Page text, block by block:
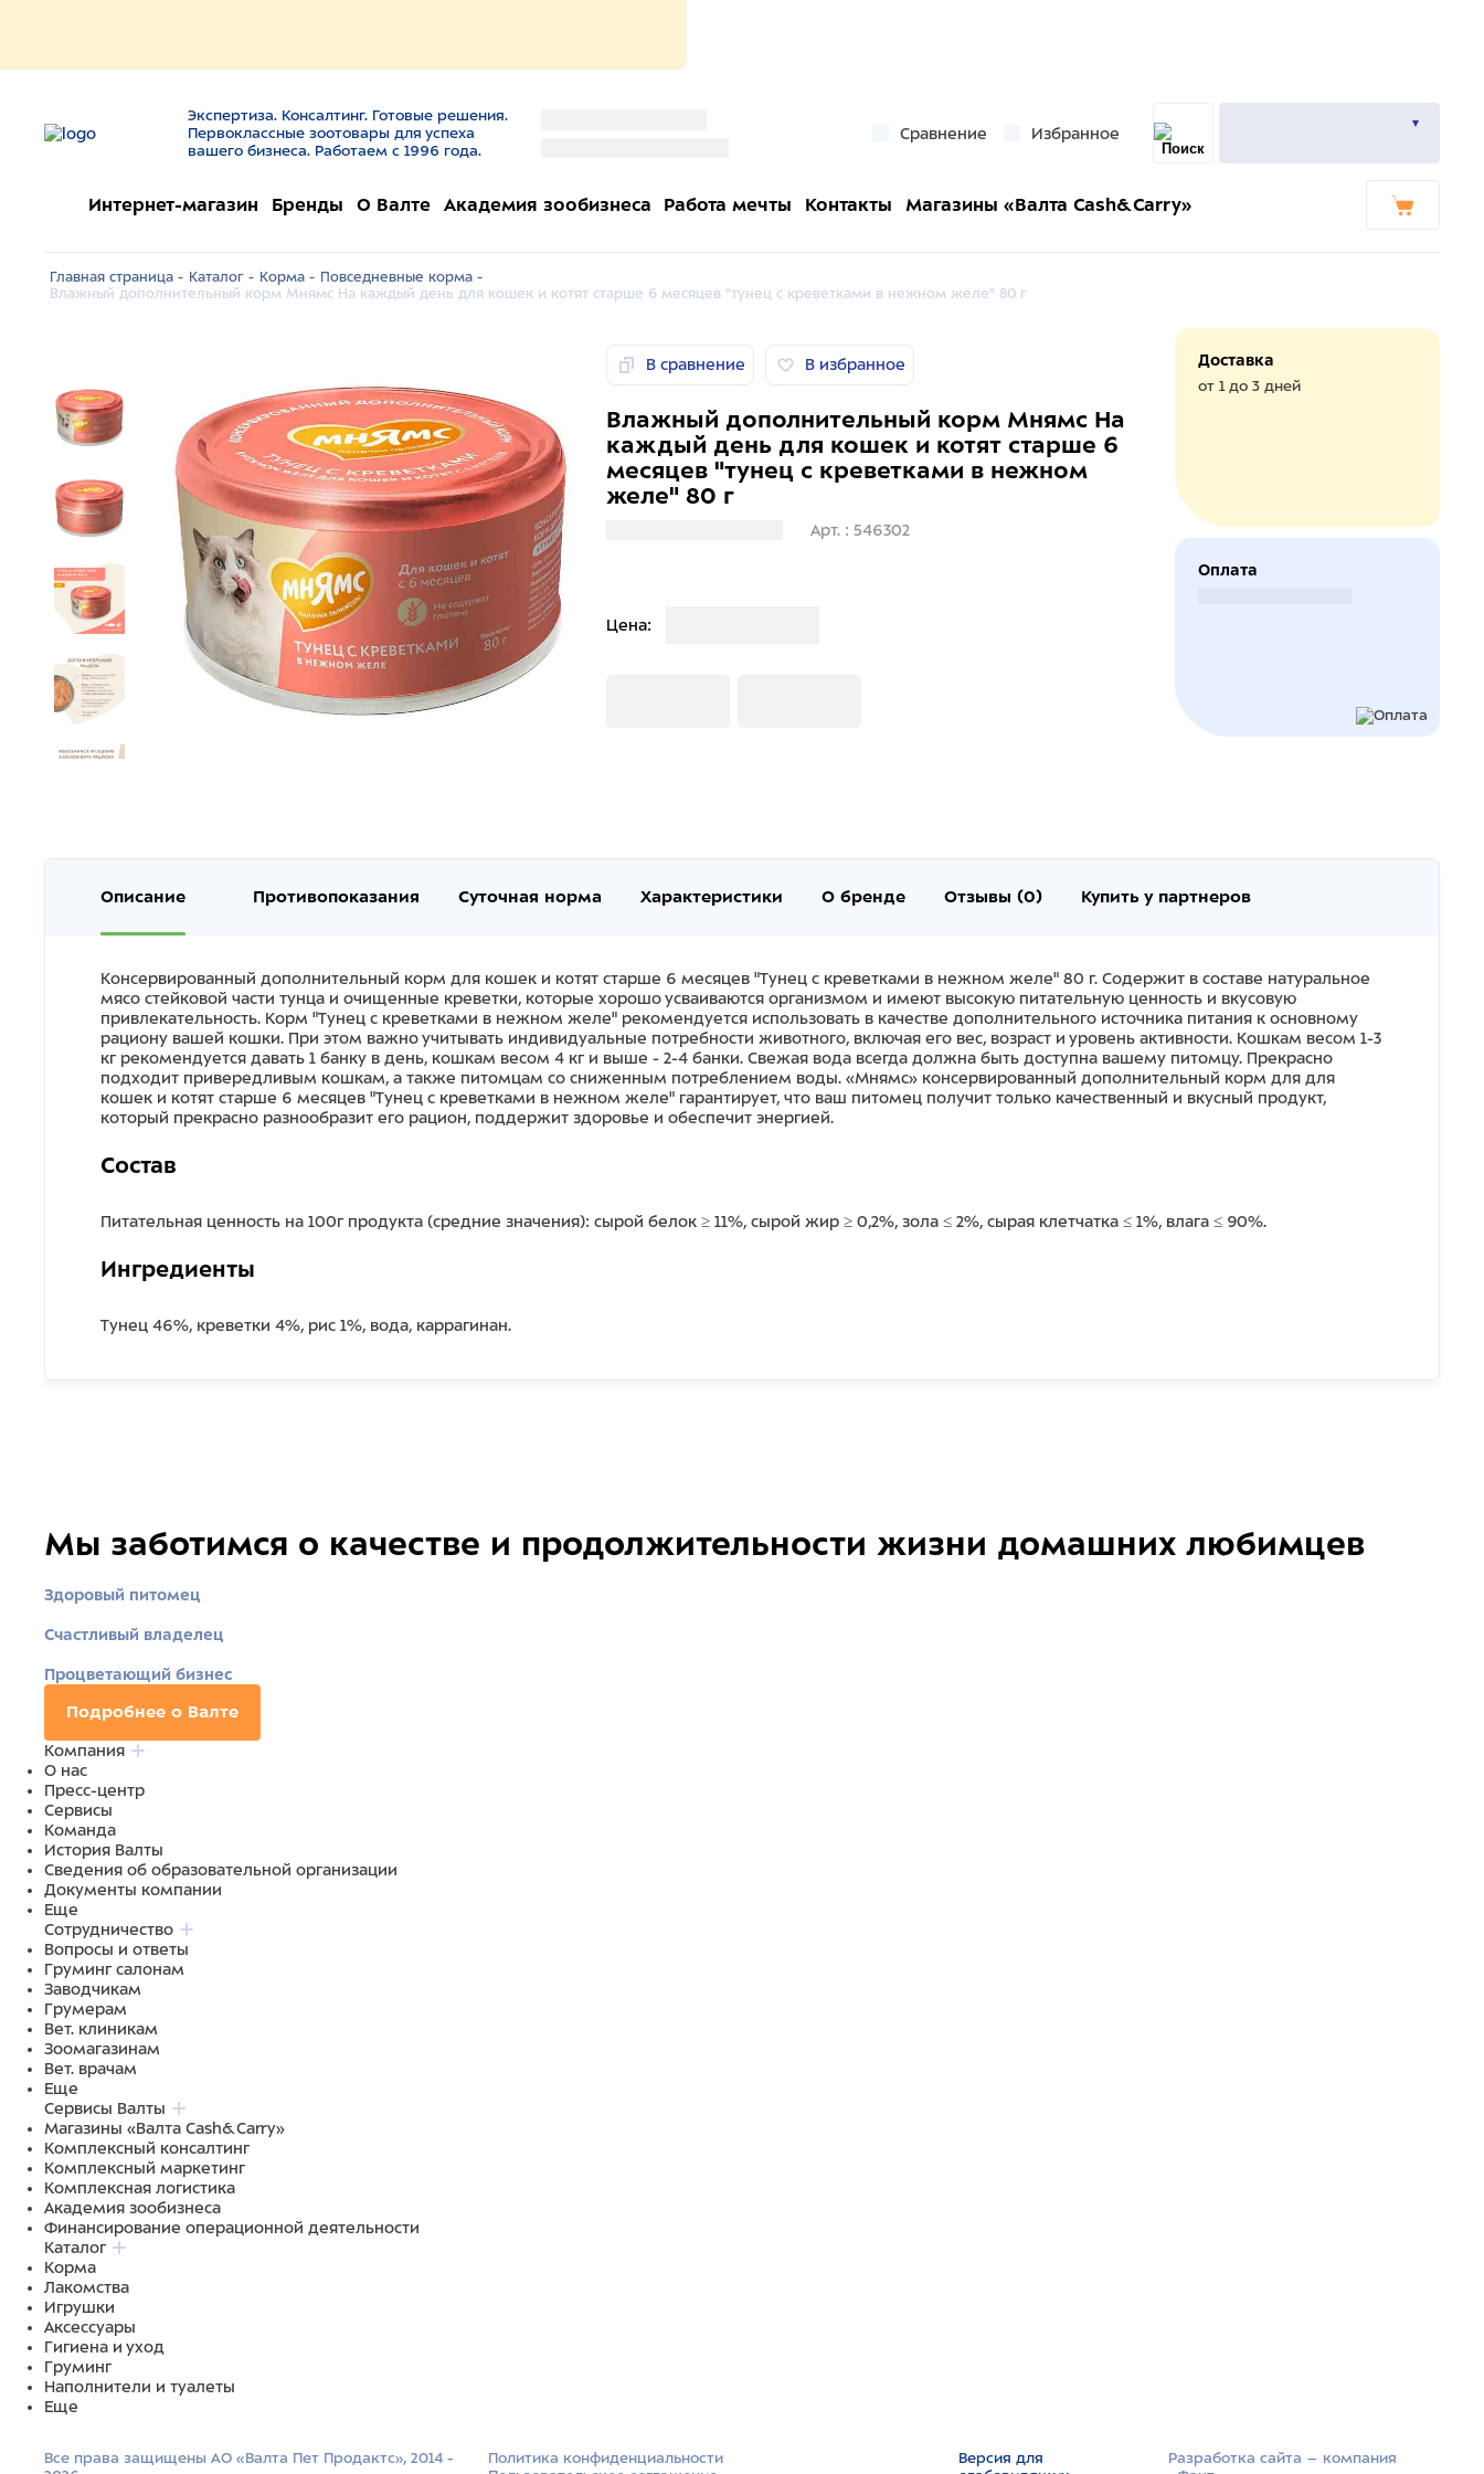
Экспертиза. Консалтинг. Готовые решения.
Первоклассные зоотовары для успеха
вашего бизнеса. Работаем с 1996 года.
Сравнение Избранное
Интернет-магазин Бренды О Валте Академия зообизнеса Работа мечты Контакты Магазины «Валта Cash&Carry»
Главная страница - Каталог - Корма - Повседневные корма -
Влажный дополнительный корм Мнямс На каждый день для кошек и котят старше 6 месяцев "тунец с креветками в нежном желе" 80 г
В сравнение В избранное
Влажный дополнительный корм Мнямс На
каждый день для кошек и котят старше 6
месяцев "тунец с креветками в нежном
желе" 80 г
Арт. : 546302
Цена:
Доставка
от 1 до 3 дней
Оплата
Описание Противопоказания Суточная норма Характеристики О бренде Отзывы (0) Купить у партнеров
Консервированный дополнительный корм для кошек и котят старше 6 месяцев "Тунец с креветками в нежном желе" 80 г. Содержит в составе натуральное
мясо стейковой части тунца и очищенные креветки, которые хорошо усваиваются организмом и имеют высокую питательную ценность и вкусовую
привлекательность. Корм "Тунец с креветками в нежном желе" рекомендуется использовать в качестве дополнительного источника питания к основному
рациону вашей кошки. При этом важно учитывать индивидуальные потребности животного, включая его вес, возраст и уровень активности. Кошкам весом 1-3
кг рекомендуется давать 1 банку в день, кошкам весом 4 кг и выше - 2-4 банки. Свежая вода всегда должна быть доступна вашему питомцу. Прекрасно
подходит привередливым кошкам, а также питомцам со сниженным потреблением воды. «Мнямс» консервированный дополнительный корм для для
кошек и котят старше 6 месяцев "Тунец с креветками в нежном желе" гарантирует, что ваш питомец получит только качественный и вкусный продукт,
который прекрасно разнообразит его рацион, поддержит здоровье и обеспечит энергией.
Состав
Питательная ценность на 100г продукта (средние значения): сырой белок ≥ 11%, сырой жир ≥ 0,2%, зола ≤ 2%, сырая клетчатка ≤ 1%, влага ≤ 90%.
Ингредиенты
Тунец 46%, креветки 4%, рис 1%, вода, каррагинан.
Мы заботимся о качестве и продолжительности жизни домашних любимцев
Здоровый питомец
Счастливый владелец
Процветающий бизнес
Подробнее о Валте
Компания
О нас
Пресс-центр
Сервисы
Команда
История Валты
Сведения об образовательной организации
Документы компании
Еще
Сотрудничество
Вопросы и ответы
Груминг салонам
Заводчикам
Грумерам
Вет. клиникам
Зоомагазинам
Вет. врачам
Еще
Сервисы Валты
Магазины «Валта Cash&Carry»
Комплексный консалтинг
Комплексный маркетинг
Комплексная логистика
Академия зообизнеса
Финансирование операционной деятельности
Каталог
Корма
Лакомства
Игрушки
Аксессуары
Гигиена и уход
Груминг
Наполнители и туалеты
Еще
Все права защищены АО «Валта Пет Продактс», 2014 -
Политика конфиденциальности
Версия для
Разработка сайта –­ компания